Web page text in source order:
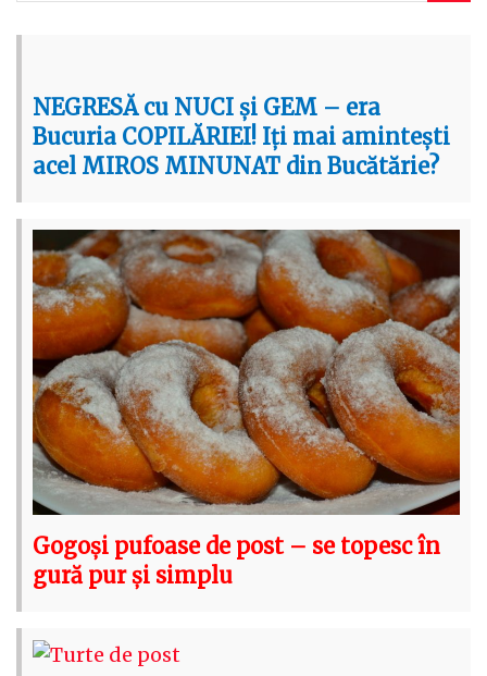
NEGRESĂ cu NUCI și GEM – era
Bucuria COPILĂRIEI! Iți mai amintești
acel MIROS MINUNAT din Bucătărie?
Gogoși pufoase de post – se topesc în
gură pur și simplu